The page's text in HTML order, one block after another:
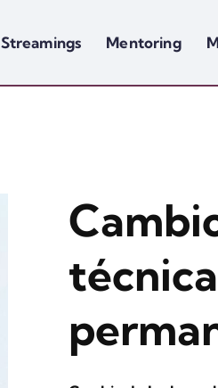
Streamings Mentoring